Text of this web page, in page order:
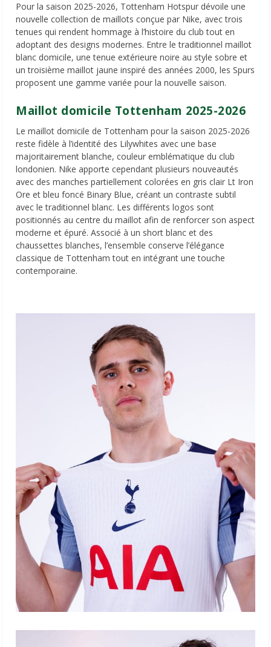
Pour la saison 2025-2026, Tottenham Hotspur dévoile une
nouvelle collection de maillots conçue par Nike, avec trois
tenues qui rendent hommage à l’histoire du club tout en
adoptant des designs modernes. Entre le traditionnel maillot
blanc domicile, une tenue extérieure noire au style sobre et
un troisième maillot jaune inspiré des années 2000, les Spurs
proposent une gamme variée pour la nouvelle saison.
Maillot domicile Tottenham 2025-2026
Le maillot domicile de Tottenham pour la saison 2025-2026
reste fidèle à l’identité des Lilywhites avec une base
majoritairement blanche, couleur emblématique du club
londonien. Nike apporte cependant plusieurs nouveautés
avec des manches partiellement colorées en gris clair Lt Iron
Ore et bleu foncé Binary Blue, créant un contraste subtil
avec le traditionnel blanc. Les différents logos sont
positionnés au centre du maillot afin de renforcer son aspect
moderne et épuré. Associé à un short blanc et des
chaussettes blanches, l’ensemble conserve l’élégance
classique de Tottenham tout en intégrant une touche
contemporaine.